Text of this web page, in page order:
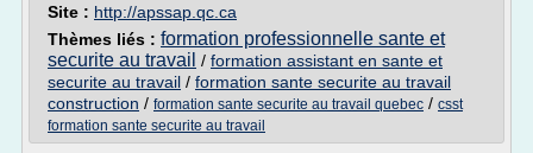
Site : http://apssap.qc.ca
Thèmes liés : formation professionnelle sante et
securite au travail / formation assistant en sante et
securite au travail / formation sante securite au travail
construction / formation sante securite au travail quebec / csst
formation sante securite au travail